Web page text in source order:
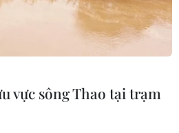
vực sông Thao tại trạm